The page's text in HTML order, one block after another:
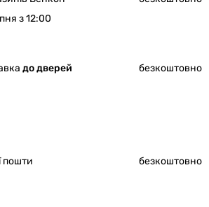
з 12:00
до дверей
безкоштовно
пошти
безкоштовно